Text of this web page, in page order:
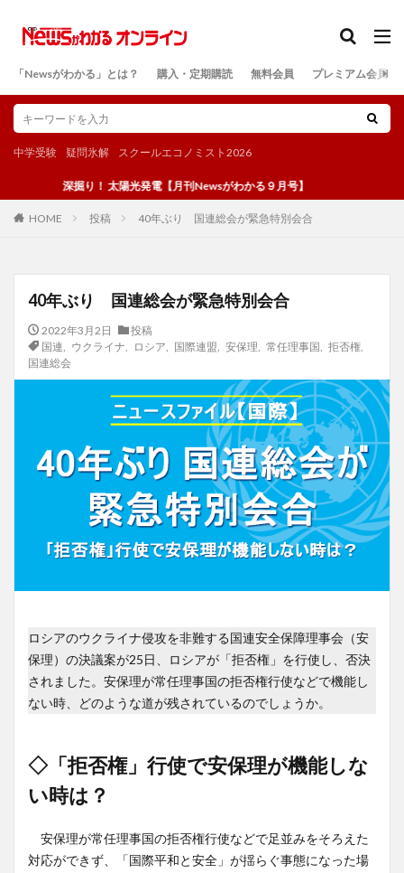
「Newsがわかる」とは？ 購入・定期購読 無料会員 プレミアム会員
中学受験 疑問氷解 スクールエコノミスト2026
深掘り！ 太陽光発電【月刊Newsがわかる９月号】
HOME 投稿 40年ぶり 国連総会が緊急特別会合
40年ぶり 国連総会が緊急特別会合
2022年3月2日
投稿
国連
ウクライナ ロシア 国際連盟 安保理 常任理事国 拒否権,
国連総会
ロシアのウクライナ侵攻を非難する国連安全保障理事会（安
保理）の決議案が25日、ロシアが「拒否権」を行使し、否決
されました。安保理が常任理事国の拒否権行使などで機能し
ない時、どのような道が残されているのでしょうか。
◇「拒否権」行使で安保理が機能しな
い時は？
安保理が常任理事国の拒否権行使などで足並みをそろえた
対応ができず、「国際平和と安全」が揺らぐ事態になった場
検索